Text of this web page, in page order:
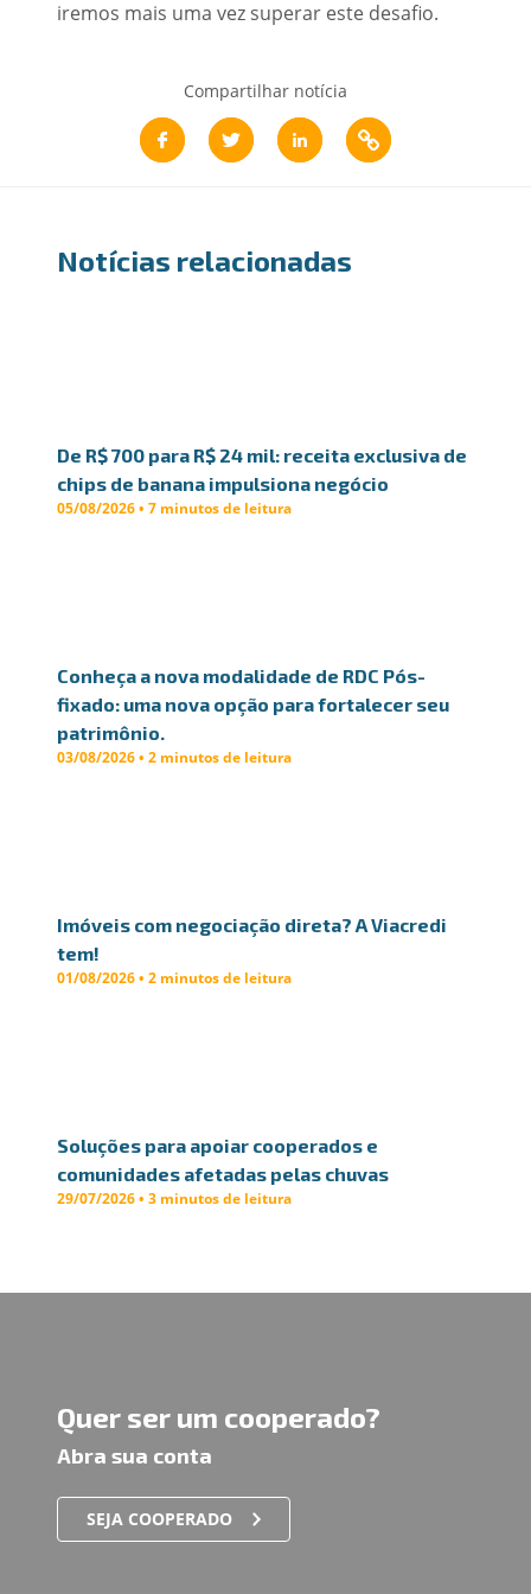
iremos mais uma vez superar este desafio.
Compartilhar notícia
Notícias relacionadas
De R$ 700 para R$ 24 mil: receita exclusiva de
chips de banana impulsiona negócio
05/08/2026 • 7 minutos de leitura
Conheça a nova modalidade de RDC Pós-
fixado: uma nova opção para fortalecer seu
patrimônio.
03/08/2026 • 2 minutos de leitura
Imóveis com negociação direta? A Viacredi
tem!
01/08/2026 • 2 minutos de leitura
Soluções para apoiar cooperados e
comunidades afetadas pelas chuvas
29/07/2026 • 3 minutos de leitura
Quer ser um cooperado?
Abra sua conta
SEJA COOPERADO